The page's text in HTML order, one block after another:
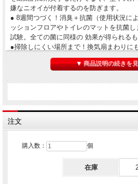
嫌なニオイが付着するのを防ぎます。
● 8週間つづく！消臭＋抗菌（使用状況に
ッションフロアやトイレのマットを抗菌
試験。全ての菌に同様の 効果が得られる
●掃除しにくい場所まで！換気扇まわりに
気扇周り・タンク裏等の壁紙の消臭効果
ニオイが染み 込まない素材には効果があ
●トイレ内のわずかな気流を利用して消臭
●ニオイが発生するたび、成分が反応して
●原材料・成分:香料、色素
ファブリーズ 消臭芳香剤 消臭+抗菌 トイ
4987176195302
▼ 商品説明の続きを
注文
購入数： 個
在庫